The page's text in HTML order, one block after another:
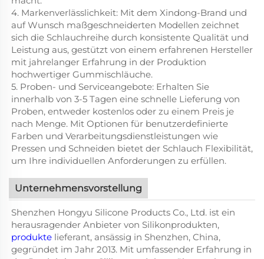
4. Markenverlässlichkeit: Mit dem Xindong-Brand und
auf Wunsch maßgeschneiderten Modellen zeichnet
sich die Schlauchreihe durch konsistente Qualität und
Leistung aus, gestützt von einem erfahrenen Hersteller
mit jahrelanger Erfahrung in der Produktion
hochwertiger Gummischläuche.
5. Proben- und Serviceangebote: Erhalten Sie
innerhalb von 3-5 Tagen eine schnelle Lieferung von
Proben, entweder kostenlos oder zu einem Preis je
nach Menge. Mit Optionen für benutzerdefinierte
Farben und Verarbeitungsdienstleistungen wie
Pressen und Schneiden bietet der Schlauch Flexibilität,
um Ihre individuellen Anforderungen zu erfüllen.
Unternehmensvorstellung
Shenzhen Hongyu Silicone Products Co., Ltd. ist ein
herausragender Anbieter von Silikonprodukten,
produkte lieferant, ansässig in Shenzhen, China,
gegründet im Jahr 2013. Mit umfassender Erfahrung in